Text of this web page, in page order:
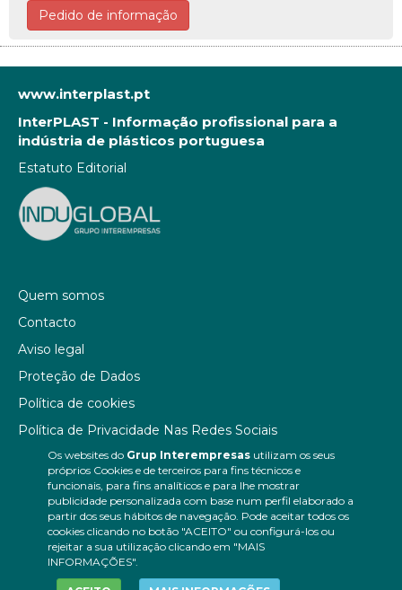
Os websites do Grup Interempresasutilizam os seus
próprios Cookies e de terceiros para fins técnicos e
funcionais, para fins analíticos e para lhe mostrar
publicidade personalizada com base num perfil elaborado a
partir dos seus hábitos de navegação. Pode aceitar todos os
cookies clicando no botão "ACEITO" ou configurá-los ou
rejeitar a sua utilização clicando em "MAIS
INFORMAÇÕES".
Pedido de informação
www.interplast.pt
InterPLAST - Informação profissional para a
indústria de plásticos portuguesa
Estatuto Editorial
Quem somos
Contacto
Aviso legal
Proteção de Dados
Política de cookies
Política de Privacidade Nas Redes Sociais
Canal de denúncias
Colaborações editoriais